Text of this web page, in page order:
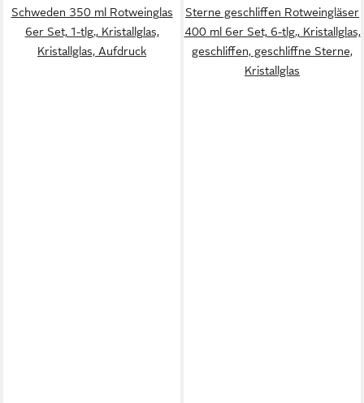
Schweden 350 ml Rotweinglas
6er Set, 1-tlg., Kristallglas,
Kristallglas, Aufdruck
Sterne geschliffen Rotweingläser
400 ml 6er Set, 6-tlg., Kristallglas,
geschliffen, geschliffne Sterne,
Kristallglas